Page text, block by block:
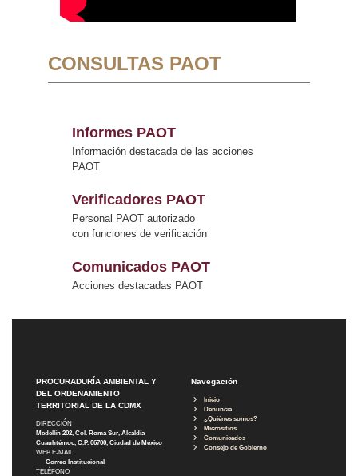
CONSULTAS PAOT
Informes PAOT
Información destacada de las acciones
PAOT
Verificadores PAOT
Personal PAOT autorizado
con funciones de verificación
Comunicados PAOT
Acciones destacadas PAOT
PROCURADURÍA AMBIENTAL Y
DEL ORDENAMIENTO
TERRITORIAL DE LA CDMX
DIRECCIÓN
Medellín 202, Col. Roma Sur, Alcaldía
Cuauhtémoc, C.P. 06700, Ciudad de México
WEB E-MAIL
Correo Institucional
TELÉFONO
Navegación
Inicio
Denuncia
¿Quiénes somos?
Micrositios
Comunicados
Consejo de Gobierno